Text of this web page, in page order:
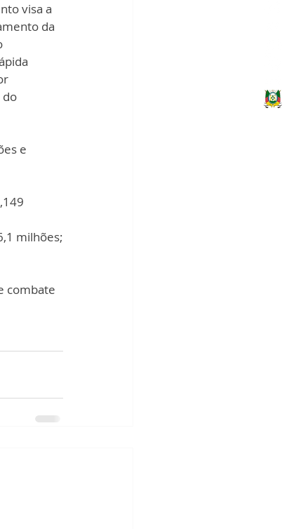
visa a
da
do
e
milhões;
combate